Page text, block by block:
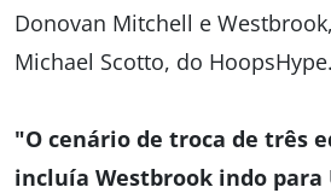
Donovan Mitchell e
Michael Scotto, do HoopsHype.
"O cenário de troca de três
incluía Westbrook indo para